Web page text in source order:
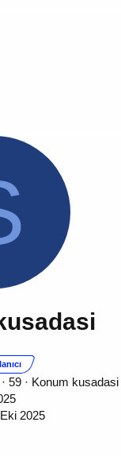
· 59 · Konum
2025